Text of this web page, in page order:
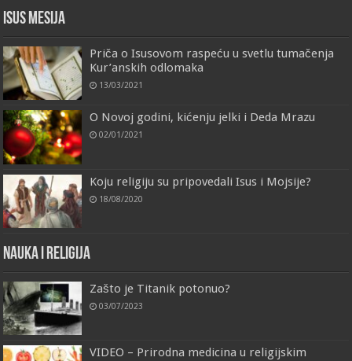
Isus Mesija
Priča o Isusovom raspeću u svetlu tumačenja
Kur’anskih odlomaka
13/03/2021
O Novoj godini, kićenju jelki i Deda Mrazu
02/01/2021
Koju religiju su pripovedali Isus i Mojsije?
18/08/2020
Nauka i religija
Zašto je Titanik potonuo?
03/07/2023
VIDEO – Prirodna medicina u religijskim